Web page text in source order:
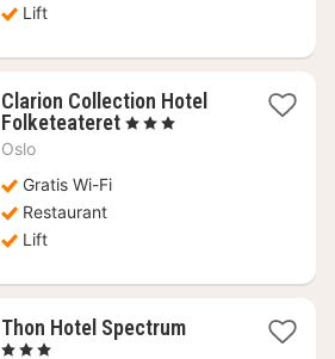
Lift
Clarion Collection Hotel
Folketeateret1
, 3 Sterren
Oslo
Gratis Wi-Fi
Restaurant
Lift
Thon Hotel Spectrum1
, 3 Sterren